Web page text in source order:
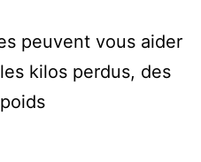
peuvent vous aider
kilos perdus, des